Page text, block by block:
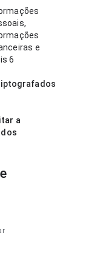
e
6
a